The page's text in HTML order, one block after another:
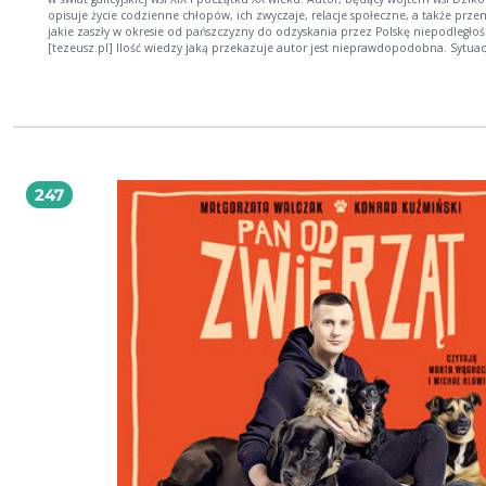
opisuje życie codzienne chłopów, ich zwyczaje, relacje społeczne, a także
jakie zaszły w okresie od pańszczyzny do odzyskania przez Polskę
[tezeusz.pl] Ilość wiedzy jaką przekazuje autor jest nieprawdopodobna. Sytuacja
widział i co mu przekazano. Serdecznie polecam! [Tytus, lubimyczytac.pl] Prawdziwa
lubimyczytac.pl] "Pamiętniki włościanina" to nie tylko ciekawie opowiedziana
historia. Dzięki ich lekturze możemy też spotkać niezwykłego człowieka. Bez
niepotrzebnych uniesień, zachowując należną skromność Słomka opowiada o
codziennym życiu. Relację tę możemy traktować jako osobiste świadectwo
Widzimy więc gospodarza i ojca rodziny, polskiego patriotę i obywatela,
obserwatora, starającego się zaradzić opisywanym przez siebie problemom,
zadeklarowanego chrześcijanina, działacza gospodarczego i społecznika. [o.
Złonkiewicz OP, Monachium, 2.03.2012] Najwcześniejszym wspomnieniem Jana
Słomki z dzieciństwa była rabacja galicyjska, dlatego też to od niej rozpoczyna
swoją relację. Następnie kreśli drogę, jaką przeszły pierwsze pokolenia wolnych
chłopów po uwłaszczeniu, aż do lat 20. XX wieku. Opisuje zmiany zachodzące
lasowiackiej wsi, we wszystkich niemal dziedzinach; od wyposażenia domu,
postęp techniczny i rolniczy, po kształtowanie się świadomości klasowej i
jej mieszkańców. Ukazuje chłopskie obyczaje i zachowania, dowiadujemy się
jak się odżywiali, ubierali, jakimi metodami uprawiali ziemię i prowadzili
zwierząt, jak wyglądał ich dzień pracy i święta. Autor podkreśla pracowitość i
religijność chłopów, ale widzi również i potępia ich wady, jak pijaństwo czy
zawziętość. Przetacza wiele danych dotyczących plonów, ówczesnych cen,
rzemiosła, a także stosunków łączących mieszkańców wsi z dworem i ludnością
247